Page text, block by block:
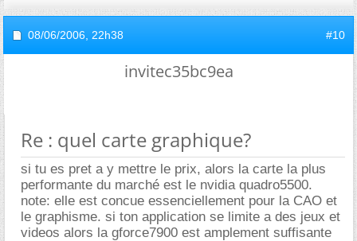
08/06/2006, 22h38 #10
invitec35bc9ea
Re : quel carte graphique?
si tu es pret a y mettre le prix, alors la carte la plus
performante du marché est le nvidia quadro5500.
note: elle est concue essenciellement pour la CAO et
le graphisme. si ton application se limite a des jeux et
videos alors la gforce7900 est amplement suffisante